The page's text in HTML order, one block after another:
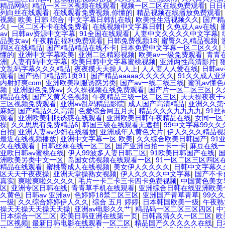
精品网站| 精品一区三区视频在线观看| 视频一区二区在线免费观看| 日
列白丝在线观看| 在线观看免费视频,你懂的| 精品视频在线播放免费观看|
视频| 欧美 日韩 综合| 中文字幕日韩乱在线| 欧美性生活视频久久 | 国产
久 | 一区二区不卡在线免费看| 在线视频中文字幕日韩| 久免成人av在线|
av| 日韩av资源中文字幕| 91全国在线观看| 人妻中文久久久久中文字幕|
品美女av| 午夜精品福利免费观看| 日韩免费视频18| 蜜臀久久精品视频|
四区在线精品| 国产精品精品在线不卡| 日本免费中文字幕一区二区久久 |
懂的| 亚洲中文字幕欧美| 亚洲二区精彩视频| 欧美av一级免费观看| 青青
洲| 人妻有码中文字幕| 欧美日韩中文字幕蜜桃视频| 亚洲两性高清影片|
文乱码字幕久久久精品| 夜夜摸天天操人人上| 人人妻人人爱在线| 日韩
观看| 国产热门精品第1页91 | 国产精品aaaaa久久久久久 | 91久久成人亚
内射好爽com| 亚洲欧美制服诱惑另类| 国产av一线二线三线| 蜜乳av懂
频 | 亚洲图色免费av| 久久操视频在线免费观看| 国产片一区二区三区| 久
精品在线| 国产又黄又色视频| 午夜精品三级一区二区三区| 天天操夜夜干
三区视频免费观看| 亚洲av乱码精品影院| 成人国产高清精品| 亚洲久久
麻妃| 国产精品久久高清| 色爱综合网五月天| 精品久久久九九九九| 91丝
观看| 亚洲欧美制服诱惑在线观看| 亚洲欧美日韩午夜精品在线| 女同一区
操| 久久思思有免费精品6| 韩国三级在线观看无遮挡| 99中文字幕99久久
自拍| 亚洲人妻av少妇在线播放| 亚洲成年人黄色大片| 伊人久久久精品
最近在线视频播放| 亚洲中文字幕一区 欧美| 久久综合欧美日韩国产| 91
久在线观看 | 日韩丝袜在线一区二区| 国产亚洲自拍一卡一卡| 麻豆在线
亚欧日韩av蜜桃在线| 伊人99波多人妻日韩二区| 91欧美日韩国产在线|
洲欧美另类中文一区| 岛国女优视频在线观看一区| 91一区二区三区四区
精品在线观看| 蜜桃臀成人在线视频| 美女伊人久久久久 | 日韩中文字幕
区天天干夜夜操| 亚洲天堂操熟女视频| 伊人久久久久中文字幕| 国产不
真实| 爽啦爽啦久久久久 | 毛片一卡二卡三卡四卡免费视频| 中国黄色美女
区| 亚洲专区日韩在线| 青青草手机在线观看| 亚洲综合日韩在线亚洲欧美
久黄色| 日韩av 亚洲av| 色婷婷18禁二区三区| 亚洲国产青草青草| 99久
一级| 久久综合婷婷伊人久久 | 综合 五月 婷婷| 日本韩国欧美一级| 午夜
操天天操天天操天天操| 亚洲av电影久久艹| 精品码一区二区三区四区| 中
日本综合一区二区| 欧美日韩亚洲在线第一页| 日韩高清久久一区二区| 欧
二区视频| 最新日韩电影在线观看一区二区| 精品国产久久久久久在线|